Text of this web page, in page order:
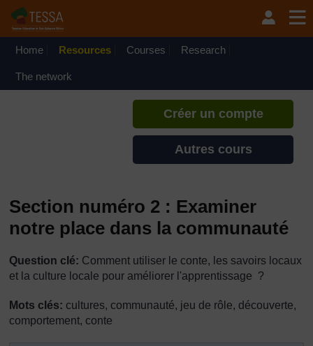
Home Resources Courses Research
The network
Si vous créez un compte, vous
pouvez établir un profil
Créer un compte
Autres cours
Section numéro 2 : Examiner
notre place dans la communauté
Question clé: Comment utiliser le conte, les savoirs locaux
et la culture locale pour améliorer l'apprentissage ?
Mots clés: cultures, communauté, jeu de rôle, découverte,
comportement, conte